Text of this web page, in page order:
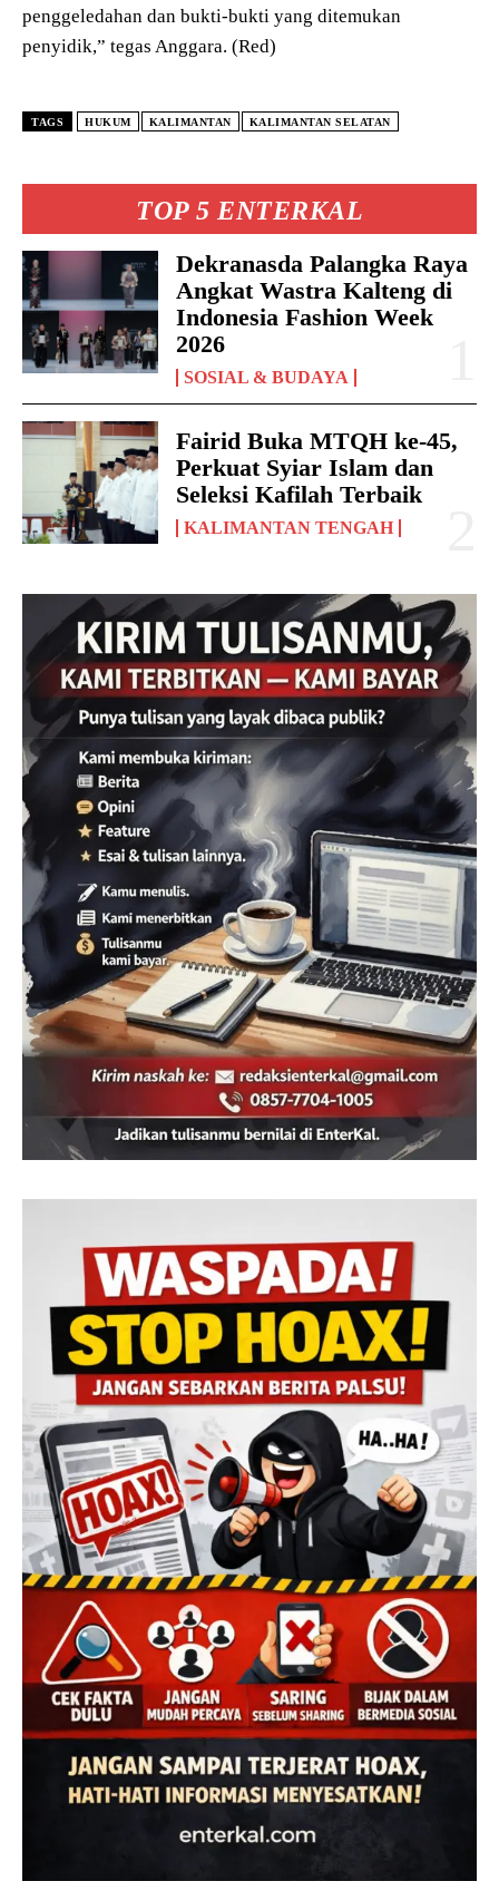
TOP 5 ENTERKAL
Dekranasda Palangka Raya
Angkat Wastra Kalteng di
Indonesia Fashion Week
2026
SOSIAL & BUDAYA
Fairid Buka MTQH ke-45,
Perkuat Syiar Islam dan
Seleksi Kafilah Terbaik
KALIMANTAN TENGAH
penggeledahan dan bukti-bukti yang ditemukan
penyidik,” tegas Anggara. (Red)
TAGS HUKUM KALIMANTAN KALIMANTAN SELATAN